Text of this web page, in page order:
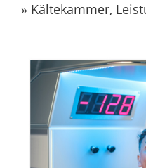
» Kältekammer,